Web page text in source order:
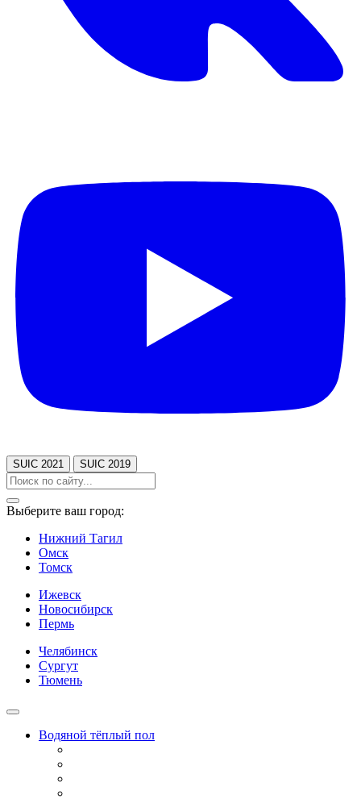
SUIC 2021 SUIC 2019
Выберите ваш город:
Нижний Тагил
Омск
Томск
Ижевск
Новосибирск
Пермь
Челябинск
Сургут
Тюмень
Водяной тёплый пол